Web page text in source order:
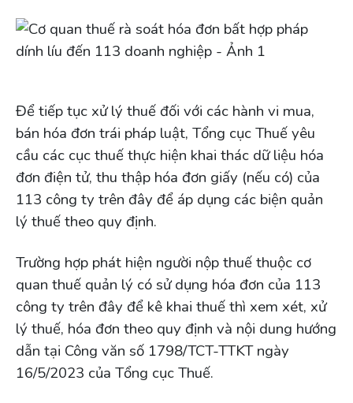
Để tiếp tục xử lý thuế đối với các hành vi mua,
bán hóa đơn trái pháp luật, Tổng cục Thuế yêu
cầu các cục thuế thực hiện khai thác dữ liệu hóa
đơn điện tử, thu thập hóa đơn giấy (nếu có) của
113 công ty trên đây để áp dụng các biện quản
lý thuế theo quy định.
Trường hợp phát hiện người nộp thuế thuộc cơ
quan thuế quản lý có sử dụng hóa đơn của 113
công ty trên đây để kê khai thuế thì xem xét, xử
lý thuế, hóa đơn theo quy định và nội dung hướng
dẫn tại Công văn số 1798/TCT-TTKT ngày
16/5/2023 của Tổng cục Thuế.